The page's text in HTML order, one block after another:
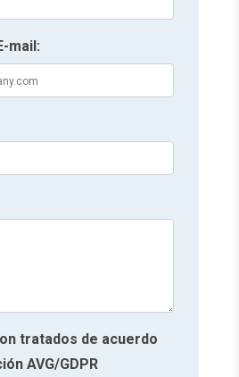
mail:
tratados de acuerdo
AVG/GDPR